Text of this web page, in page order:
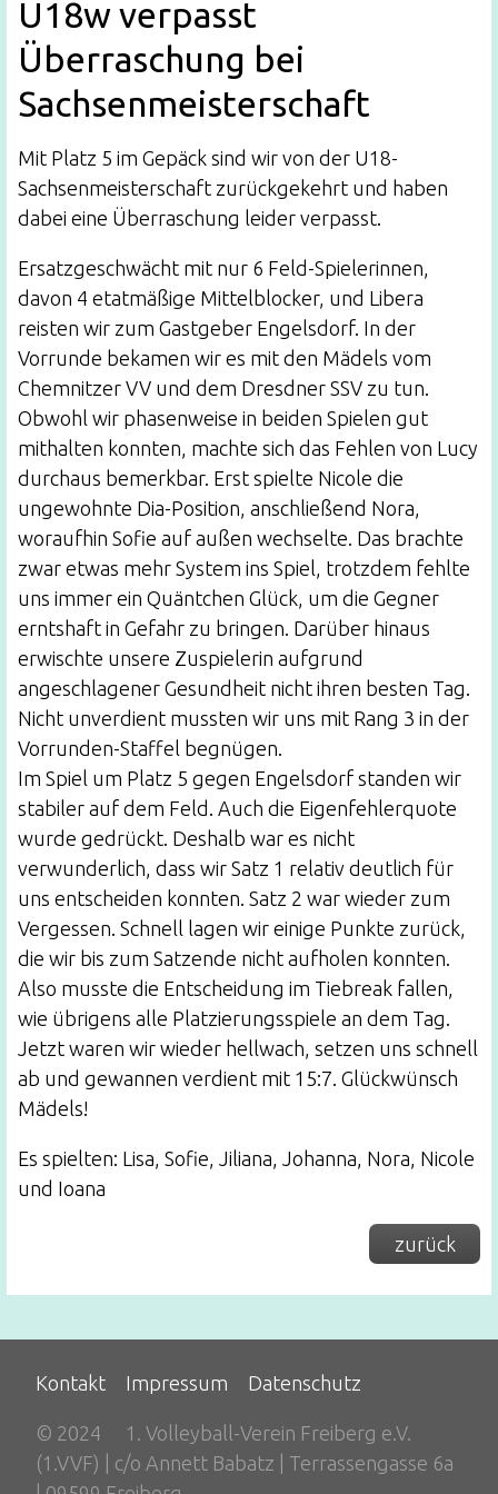
U18w verpasst
Überraschung bei
Sachsenmeisterschaft
Mit Platz 5 im Gepäck sind wir von der U18-
Sachsenmeisterschaft zurückgekehrt und haben
dabei eine Überraschung leider verpasst.
Ersatzgeschwächt mit nur 6 Feld-Spielerinnen,
davon 4 etatmäßige Mittelblocker, und Libera
reisten wir zum Gastgeber Engelsdorf. In der
Vorrunde bekamen wir es mit den Mädels vom
Chemnitzer VV und dem Dresdner SSV zu tun.
Obwohl wir phasenweise in beiden Spielen gut
mithalten konnten, machte sich das Fehlen von Lucy
durchaus bemerkbar. Erst spielte Nicole die
ungewohnte Dia-Position, anschließend Nora,
woraufhin Sofie auf außen wechselte. Das brachte
zwar etwas mehr System ins Spiel, trotzdem fehlte
uns immer ein Quäntchen Glück, um die Gegner
erntshaft in Gefahr zu bringen. Darüber hinaus
erwischte unsere Zuspielerin aufgrund
angeschlagener Gesundheit nicht ihren besten Tag.
Nicht unverdient mussten wir uns mit Rang 3 in der
Vorrunden-Staffel begnügen.
Im Spiel um Platz 5 gegen Engelsdorf standen wir
stabiler auf dem Feld. Auch die Eigenfehlerquote
wurde gedrückt. Deshalb war es nicht
verwunderlich, dass wir Satz 1 relativ deutlich für
uns entscheiden konnten. Satz 2 war wieder zum
Vergessen. Schnell lagen wir einige Punkte zurück,
die wir bis zum Satzende nicht aufholen konnten.
Also musste die Entscheidung im Tiebreak fallen,
wie übrigens alle Platzierungsspiele an dem Tag.
Jetzt waren wir wieder hellwach, setzen uns schnell
ab und gewannen verdient mit 15:7. Glückwünsch
Mädels!
Es spielten: Lisa, Sofie, Jiliana, Johanna, Nora, Nicole
und Ioana
zurück
Kontakt Impressum Datenschutz
© 2024
1. Volleyball-Verein Freiberg e.V.
(1.VVF) | c/o Annett Babatz | Terrassengasse 6a